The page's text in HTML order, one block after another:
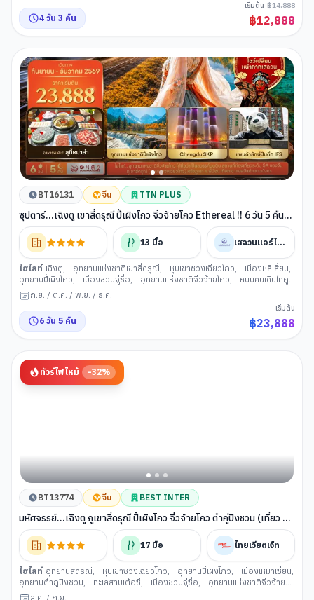
4 วัน 3 คืน
เริ่มต้น ฿14,888
฿12,888
BT16131 จีน TTN PLUS
ซุปตาร์...เฉิงตู เขาสี่ดรุณี ปี้เผิงโกว จิ่วจ้ายโกว Ethereal !! 6 วัน 5 คืน
(นั่งรถไฟความเร็วสูง + ทัวร์ไม่ลงร้าน) (SEP - DEC 26)
13 มื้อ เสฉวนแอร์ไลน์
ไฮไลท์ เฉิงตู, อุทยานแห่งชาติเขาสี่ดรุณี, หุบเขาซวงเฉียวโกว, เมืองหลี่เสี้ยน,
อุทยานปี้เผิงโกว, เมืองชวนจู่ซื่อ, อุทยานแห่งชาติจิ่วจ้ายโกว,
ถนนคนเดินไท่กู่
หลี่, ถนนคนเดินชุนซีลู่, แพนด้ายักษ์ปีนตึก IFS
ก.ย. / ต.ค. / พ.ย. / ธ.ค.
6 วัน 5 คืน
เริ่มต้น
฿23,888
ทัวร์ไฟไหม้ -32%
BT13774 จีน BEST INTER
มหัศจรรย์...เฉิงตู ภูเขาสี่ดรุณี ปี้เผิงโกว จิ่วจ้ายโกว ต๋ากู่ปิงชวน (เที่ยว 4
อุทยาน)
17 มื้อ ไทยเวียตเจ็ท
ไฮไลท์ อุทยานสี่ดรุณี, หุบเขาซวงเฉียวโกว, อุทยานปี้เผิงโกว, เมืองเหมาเซี่ยน,
อุทยานต๋ากู่ปิ่งชวน, ทะเลสาบเต๋อซี, เมืองชวนจู่ซื่อ,
อุทยานแห่งชาติจิ่วจ้าย
โกว , เมืองโบราณซงพาน
ส.ค. / ก.ย.